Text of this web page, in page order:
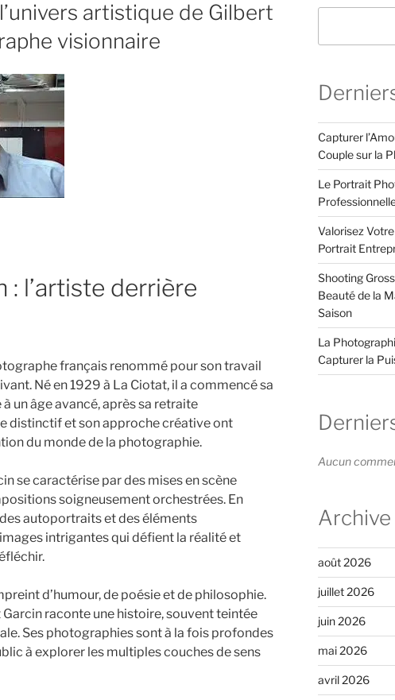
artistique de Gilbert
visionnaire
: l’artiste derrière
français renommé pour son travail
Né en 1929 à La Ciotat, il a commencé sa
un âge avancé, après sa retraite
distinctif et son approche créative ont
du monde de la photographie.
se caractérise par des mises en scène
soigneusement orchestrées. En
autoportraits et des éléments
intrigantes qui défient la réalité et
d’humour, de poésie et de philosophie.
raconte une histoire, souvent teintée
Ses photographies sont à la fois profondes
à explorer les multiples couches de sens
Capturer
Couple sur la
Le Portrait
Valorisez
Portrait
Shooting
Beauté de la
Saison
La
Capturer la
Aucun
Archive
août 2026
juillet 2026
juin 2026
mai 2026
avril 2026